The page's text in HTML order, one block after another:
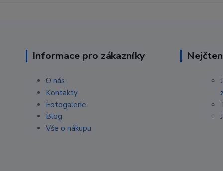
Informace pro zákazníky
O nás
Kontakty
Fotogalerie
Blog
Vše o nákupu